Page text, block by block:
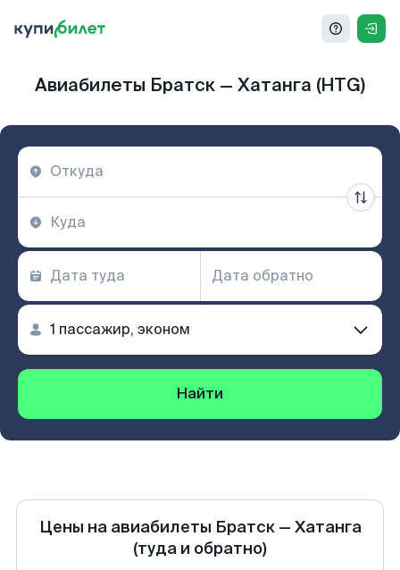
Авиабилеты Братск — Хатанга (HTG)
Найти
Цены на авиабилеты Братск— Хатанга
(туда и обратно)